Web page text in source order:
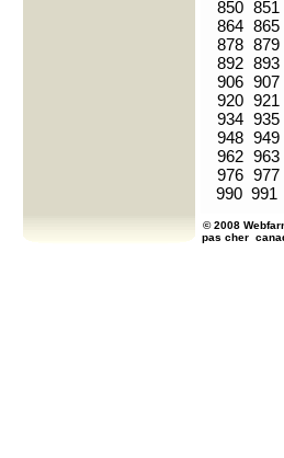
850 851
864 865
878 879
892 893
906 907
920 921
934 935
948 949
962 963
976 977
990 991
© 2008
pas cher